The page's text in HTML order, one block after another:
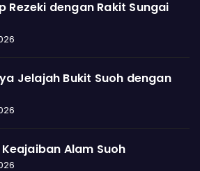
Rezeki dengan Rakit Sungai
Jelajah Bukit Suoh dengan
Alam Suoh